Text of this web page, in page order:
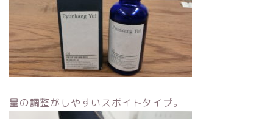
量の調整がしやすいスポイトタイプ。